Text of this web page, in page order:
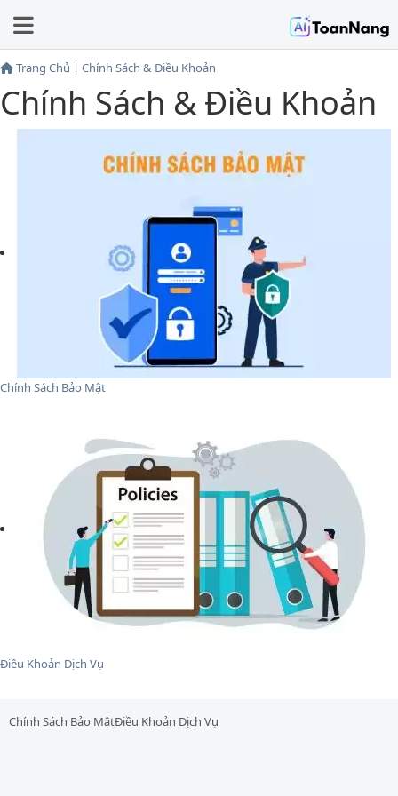
Trang Chủ | Chính Sách & Điều Khoản
Chính Sách & Điều Khoản
Chính Sách Bảo Mật
Điều Khoản Dịch Vụ
Chính Sách Bảo MậtĐiều Khoản Dịch Vụ